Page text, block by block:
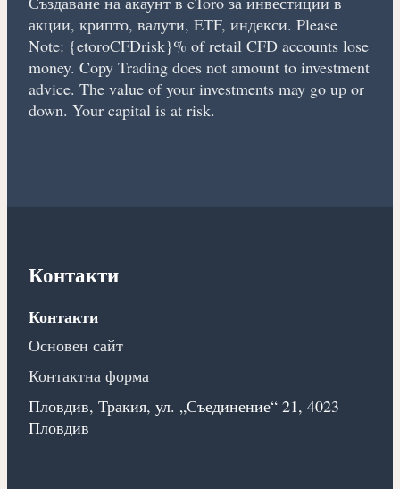
акции, крипто, валути, ETF, индекси. Please
Note: {etoroCFDrisk}% of retail CFD accounts lose
money. Copy Trading does not amount to investment
advice. The value of your investments may go up or
down. Your capital is at risk.
Контакти
Контакти
Основен сайт
Контактна форма
Пловдив, Тракия, ул. „Съединение“ 21, 4023
Пловдив